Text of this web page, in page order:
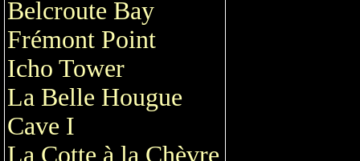
Belcroute Bay
Frémont Point
Icho Tower
La Belle Hougue
Cave I
La Cotte à la Chèvre